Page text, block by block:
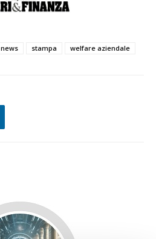
news stampa welfare aziendale